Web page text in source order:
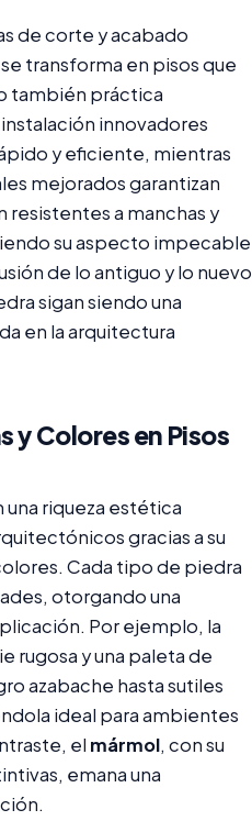
de corte y acabado
transforma en pisos que
también práctica
innovadores
y eficiente, mientras
mejorados garantizan
resistentes a manchas y
su aspecto impecable
de lo antiguo y lo nuevo
sigan siendo una
en la arquitectura
y Colores en Pisos
riqueza estética
gracias a su
Cada tipo de piedra
otorgando una
Por ejemplo, la
rugosa y una paleta de
azabache hasta sutiles
ideal para ambientes
el mármol, con su
emana una